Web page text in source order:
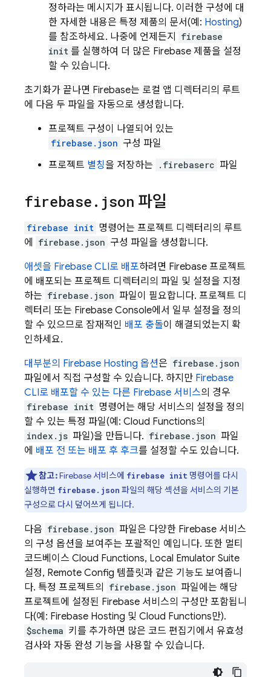
정하라는 메시지가 표시됩니다. 이러한 구성에 대
한 자세한 내용은 특정 제품의 문서(예: Hosting)
를 참조하세요. 나중에 언제든지
firebase
init 를 실행하여 더 많은 Firebase 제품을 설정
할 수 있습니다.
초기화가 끝나면 Firebase는 로컬 앱 디렉터리의 루트
에 다음 두 파일을 자동으로 생성합니다.
프로젝트 구성이 나열되어 있는
firebase.json 구성 파일
프로젝트 별칭을 저장하는 .firebaserc 파일
firebase. json 파일
firebase init 명령어는 프로젝트 디렉터리의 루트
에
firebase.json 구성 파일을 생성합니다.
애셋을 Firebase CLI로 배포하려면 Firebase 프로젝트
에 배포되는 프로젝트 디렉터리의 파일 및 설정을 지정
하는 firebase.json 파일이 필요합니다. 프로젝트 디
렉터리 또는 Firebase Console에서 일부 설정을 정의
할 수 있으므로 잠재적인 배포 충돌이 해결되었는지 확
인하세요.
대부분의 Firebase Hosting 옵션은 firebase.json
파일에서 직접 구성할 수 있습니다. 하지만 Firebase
CLI로 배포할 수 있는 다른 Firebase 서비스의 경우
firebase init 명령어는 해당 서비스의 설정을 정의
할 수 있는 특정 파일(예: Cloud Functions의
index.js 파일)을 만듭니다. firebase.json 파일
에 배포 전 또는 배포 후 후크를 설정할 수도 있습니다.
참고:Firebase 서비스에 firebase init명령어를 다시
실행하면 firebase.json 파일의 해당 섹션을 서비스의 기본
구성으로 다시 덮어쓰게 됩니다.
다음 firebase.json 파일은 다양한 Firebase 서비스
의 구성 옵션을 보여주는 포괄적인 예입니다. 또한 멀티
코드베이스 Cloud Functions, Local Emulator Suite
설정, Remote Config 템플릿과 같은 기능도 보여줍니
다. 특정 프로젝트의
firebase.json 파일에는 해당
프로젝트에 설정된 Firebase 서비스의 구성만 포함됩니
다(예: Firebase Hosting 및 Cloud Functions만).
$schema 키를 추가하면 많은 코드 편집기에서 유효성
검사와 자동 완성 기능을 사용할 수 있습니다.